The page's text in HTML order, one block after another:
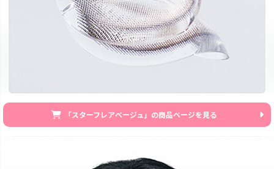
「スターフレアベージュ」の商品ページを見る